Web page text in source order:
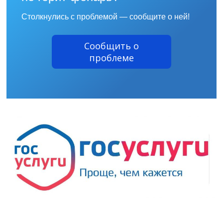
Столкнулись с проблемой — сообщите о ней!
Сообщить о
проблеме